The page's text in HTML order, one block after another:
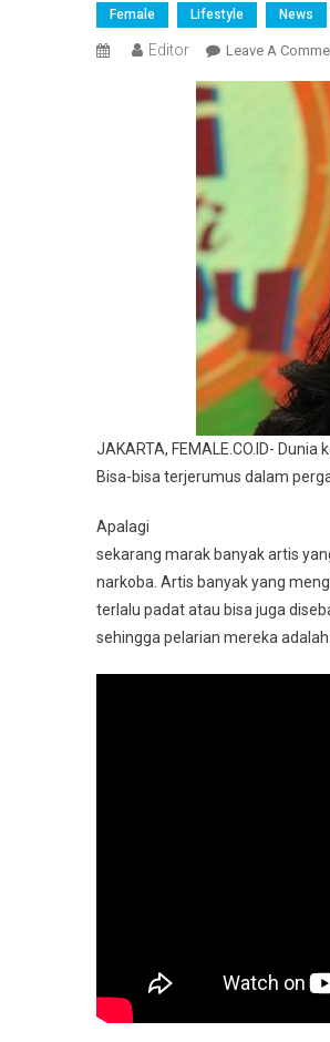
Female Lifestyle News
Editor Leave A
JAKARTA, FEMALE.CO.ID-
Bisa-bisa terjerumus dalam
Apalagi
sekarang marak banyak artis
narkoba. Artis banyak yang
terlalu padat atau bisa juga
sehingga pelarian mereka